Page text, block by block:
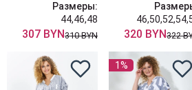
Размеры:
44,46,48
307 BYN310 BYN 320 BYN322
1%